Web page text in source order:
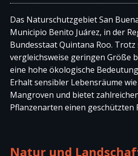
Das Naturschutzgebiet San
Municipio Benito Juárez, in der
Bundesstaat Quintana Roo. Trotz
vergleichsweise geringen Größe
eine hohe ökologische
Erhalt sensibler Lebensräume
Mangroven und bietet
Pflanzenarten einen geschützten
Natur und